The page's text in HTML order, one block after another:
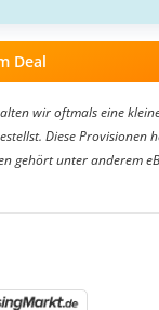
Deal
wir oftmals eine
Diese Provisionen
gehört unter anderem